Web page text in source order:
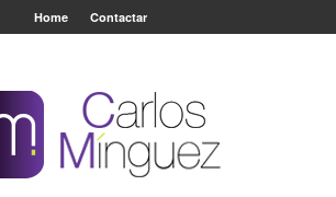
Home Contactar